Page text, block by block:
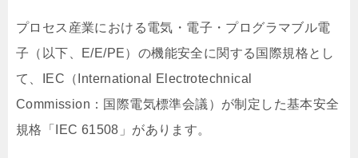
プロセス産業における電気・電子・プログラマブル電
子（以下、E/E/PE）の機能安全に関する国際規格とし
て、IEC（International Electrotechnical
Commission：国際電気標準会議）が制定した基本安全
規格「IEC 61508」があります。